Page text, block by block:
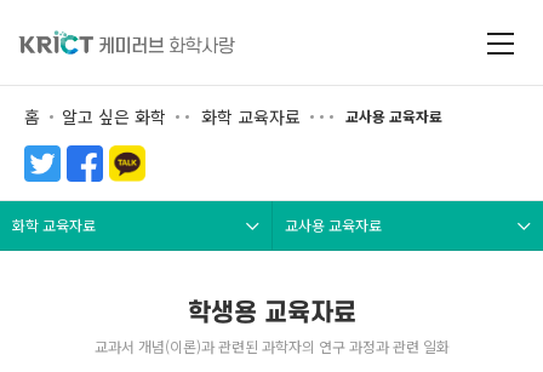
홈 알고 싶은 화학 화학 교육자료 교사용 교육자료
화학 교육자료 교사용 교육자료
학생용 교육자료
교과서 개념(이론)과 관련된 과학자의 연구 과정과 관련 일화